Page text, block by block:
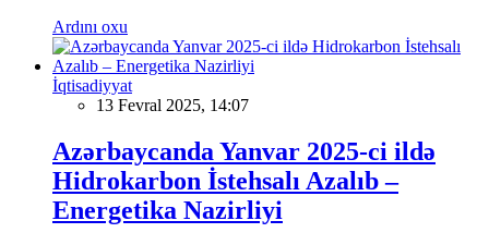
Ardını oxu
İqtisadiyyat
13 Fevral 2025, 14:07
Azərbaycanda Yanvar 2025-ci ildə
Hidrokarbon İstehsalı Azalıb –
Energetika Nazirliyi